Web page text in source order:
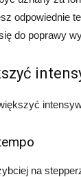
odpowiednie
do poprawy
na